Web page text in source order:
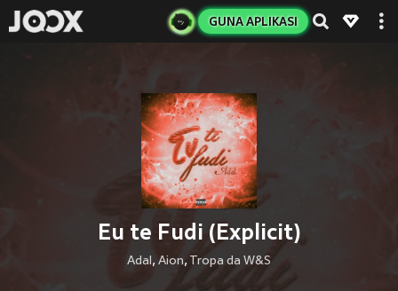
GUNA APLIKASI
Eu te Fudi (Explicit)
Adal, Aion, Tropa da W&S